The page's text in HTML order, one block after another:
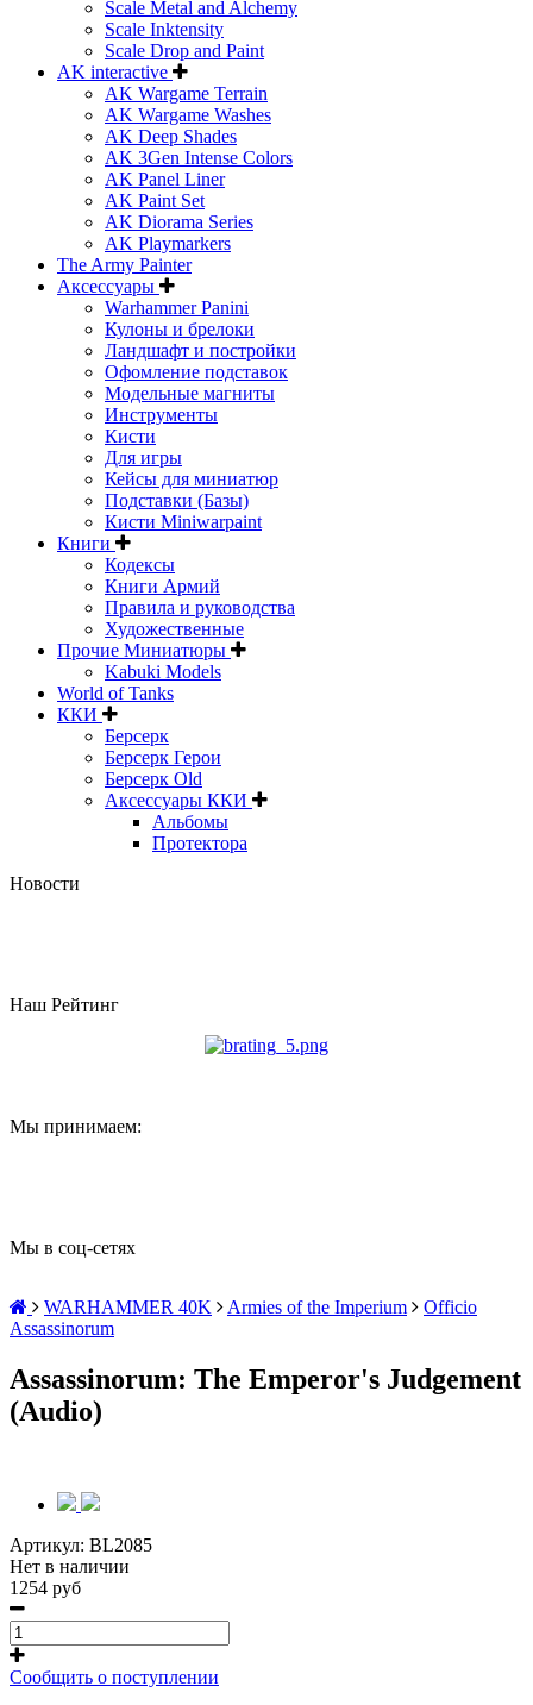
Scale Metal and Alchemy
Scale Inktensity
Scale Drop and Paint
AK interactive
AK Wargame Terrain
AK Wargame Washes
AK Deep Shades
AK 3Gen Intense Colors
AK Panel Liner
AK Paint Set
AK Diorama Series
AK Playmarkers
The Army Painter
Аксессуары
Warhammer Panini
Кулоны и брелоки
Ландшафт и постройки
Офомление подставок
Модельные магниты
Инструменты
Кисти
Для игры
Кейсы для миниатюр
Подставки (Базы)
Кисти Miniwarpaint
Книги
Кодексы
Книги Армий
Правила и руководства
Художественные
Прочие Миниатюры
Kabuki Models
World of Tanks
ККИ
Берсерк
Берсерк Герои
Берсерк Old
Аксессуары ККИ
Альбомы
Протектора
Новости
Наш Рейтинг
Мы принимаем:
Мы в соц-сетях
WARHAMMER 40K Armies of the Imperium
Officio
Assassinorum
Assassinorum: The Emperor's Judgement
(Audio)
Артикул: BL2085
Нет в наличии
1254 руб
Сообщить о поступлении